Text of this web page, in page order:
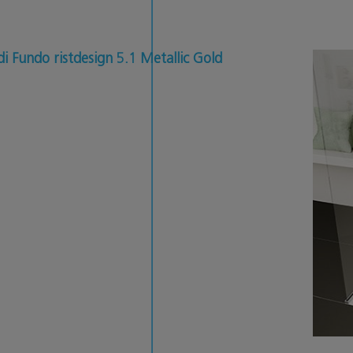
Fundo ristdesign 5.1 Metallic Gold